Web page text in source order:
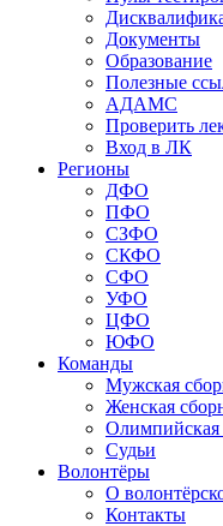
Документы
Образование
Полезные
АДАМС
Проверить
Вход в ЛК
Регионы
ДФО
ПФО
СЗФО
СКФО
СФО
УФО
ЦФО
ЮФО
Команды
Мужская
Женская
Олимпийская
Судьи
Волонтёры
О
Контакты